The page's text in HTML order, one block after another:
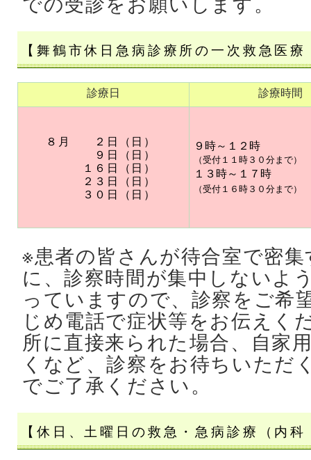
【舞鶴市休日急病診療所の一次救急医
診療日 診療時間
８ 月 ２日（日）
９日（日）
１６日（日）
２３日（日）
３０日（日）
９時～１２時
（受付１１時３０分まで）
１３時～１７時
（受付１６時３０分まで）
※患者の皆さんが待合室で密
に、診察時間が集中しないよ
っていますので、診察をご希
じめ電話で症状等をお伝えく
所に直接来られた場合、自家
くなど、診察をお待ちいただ
でご了承ください。
【休日、土曜日の救急・急病診療（内